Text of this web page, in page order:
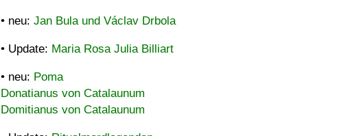
• neu: Jan Bula und Václav Drbola
• Update: Maria Rosa Julia Billiart
• neu: Poma
Donatianus von Catalaunum
Domitianus von Catalaunum